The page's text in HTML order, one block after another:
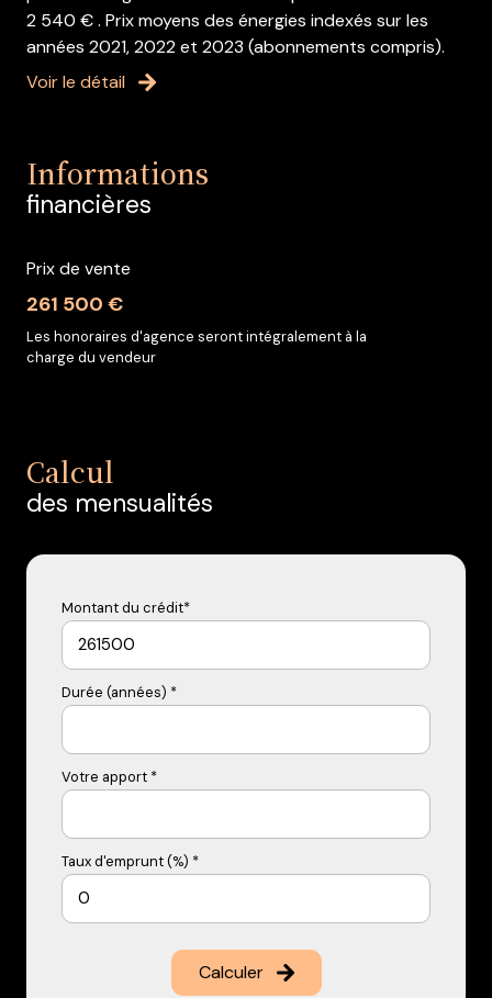
2 540 € . Prix moyens des énergies indexés sur les
années 2021, 2022 et 2023 (abonnements compris).
Voir le détail
Informations
financières
Prix de vente
261 500 €
Les honoraires d'agence seront intégralement à la
charge du vendeur
Calcul
des mensualités
Montant du crédit*
Durée (années) *
Votre apport *
Taux d'emprunt (%) *
Calculer